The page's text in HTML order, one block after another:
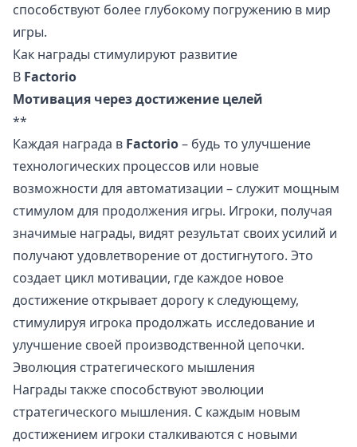
способствуют более глубокому погружению в мир
игры.
Как награды стимулируют развитие
В Factorio
Мотивация через достижение целей
**
Каждая награда в Factorio– будь то улучшение
технологических процессов или новые
возможности для автоматизации – служит мощным
стимулом для продолжения игры. Игроки, получая
значимые награды, видят результат своих усилий и
получают удовлетворение от достигнутого. Это
создает цикл мотивации, где каждое новое
достижение открывает дорогу к следующему,
стимулируя игрока продолжать исследование и
улучшение своей производственной цепочки.
Эволюция стратегического мышления
Награды также способствуют эволюции
стратегического мышления. С каждым новым
достижением игроки сталкиваются с новыми